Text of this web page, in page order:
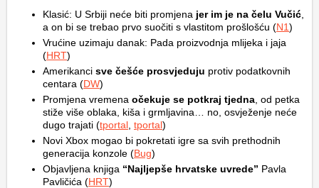
Klasić: U Srbiji neće biti promjena jer im je na čelu Vučić
a on bi se trebao prvo suočiti s vlastitom prošlošću (N1)
Vrućine uzimaju danak: Pada proizvodnja mlijeka i jaja
(HRT)
Amerikanci sve češće prosvjeduju protiv podatkovnih
centara (DW)
Promjena vremena očekuje se potkraj tjedna , od petka
stiže više oblaka, kiša i grmljavina… no, osvježenje neće
dugo trajati (tportal tportal)
Novi Xbox mogao bi pokretati igre sa svih prethodnih
generacija konzole (Bug)
Objavljena knjiga “Najljepše hrvatske uvrede” Pavla
Pavličića (HRT)